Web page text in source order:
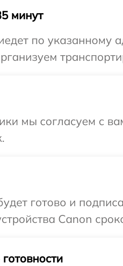
минут
по указанному
мы согласуем с
готово и
Canon